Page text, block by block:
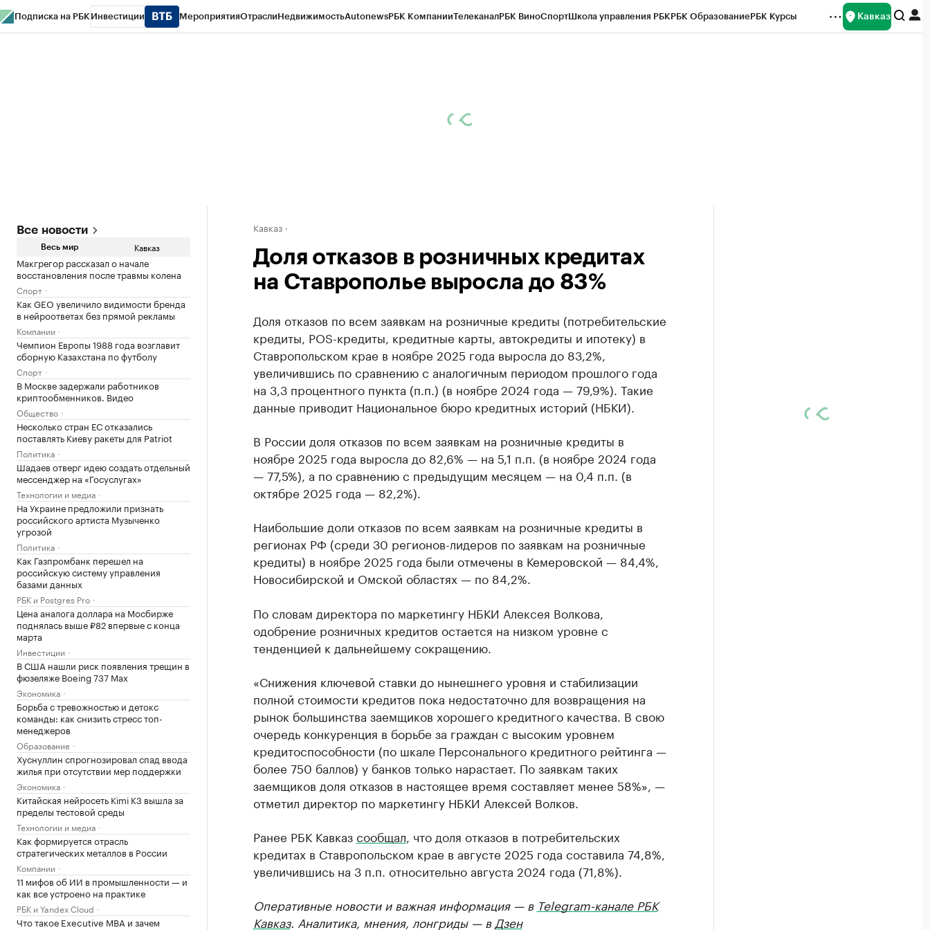
Подписка на РБК Инвестиции МероприятияОтраслиНедвижимостьAutonewsРБК КомпанииТелеканалРБК ВиноСпортШкола управления РБКРБК ОбразованиеРБК Курсы Кавказ
Все новости
Весь мир Кавказ
Макгрегор рассказал о начале
восстановления после травмы колена
Спорт
Как GEO увеличило видимости бренда
в нейроответах без прямой рекламы
Компании
Чемпион Европы 1988 года возглавит
сборную Казахстана по футболу
Спорт
В Москве задержали работников
криптообменников. Видео
Общество
Несколько стран ЕС отказались
поставлять Киеву ракеты для Patriot
Политика
Шадаев отверг идею создать отдельный
мессенджер на «Госуслугах»
Технологии и медиа
На Украине предложили признать
российского артиста Музыченко
угрозой
Политика
Как Газпромбанк перешел на
российскую систему управления
базами данных
РБК и Postgres Pro
Цена аналога доллара на Мосбирже
поднялась выше ₽82 впервые с конца
марта
Инвестиции
В США нашли риск появления трещин в
фюзеляже Boeing 737 Max
Экономика
Борьба с тревожностью и детокс
команды: как снизить стресс топ-
менеджеров
Образование
Хуснуллин спрогнозировал спад ввода
жилья при отсутствии мер поддержки
Экономика
Китайская нейросеть Kimi K3 вышла за
пределы тестовой среды
Технологии и медиа
Как формируется отрасль
стратегических металлов в России
Компании
11 мифов об ИИ в промышленности — и
как все устроено на практике
РБК и Yandex Cloud
Что такое Executive MBA и зачем
Кавказ
Доля отказов в розничных кредитах
на Ставрополье выросла до 83%
Доля отказов по всем заявкам на розничные кредиты (потребительские
кредиты, POS-кредиты, кредитные карты, автокредиты и ипотеку) в
Ставропольском крае в ноябре 2025 года выросла до 83,2%,
увеличившись по сравнению с аналогичным периодом прошлого года
на 3,3 процентного пункта (п.п.) (в ноябре 2024 года — 79,9%). Такие
данные приводит Национальное бюро кредитных историй (НБКИ).
В России доля отказов по всем заявкам на розничные кредиты в
ноябре 2025 года выросла до 82,6% — на 5,1 п.п. (в ноябре 2024 года
— 77,5%), а по сравнению с предыдущим месяцем — на 0,4 п.п. (в
октябре 2025 года — 82,2%).
Наибольшие доли отказов по всем заявкам на розничные кредиты в
регионах РФ (среди 30 регионов-лидеров по заявкам на розничные
кредиты) в ноябре 2025 года были отмечены в Кемеровской — 84,4%,
Новосибирской и Омской областях — по 84,2%.
По словам директора по маркетингу НБКИ Алексея Волкова,
одобрение розничных кредитов остается на низком уровне с
тенденцией к дальнейшему сокращению.
«Снижения ключевой ставки до нынешнего уровня и стабилизации
полной стоимости кредитов пока недостаточно для возвращения на
рынок большинства заемщиков хорошего кредитного качества. В свою
очередь конкуренция в борьбе за граждан с высоким уровнем
кредитоспособности (по шкале Персонального кредитного рейтинга —
более 750 баллов) у банков только нарастает. По заявкам таких
заемщиков доля отказов в настоящее время составляет менее 58%», —
отметил директор по маркетингу НБКИ Алексей Волков.
Ранее РБК Кавказсообщал , что доля отказов в потребительских
кредитах в Ставропольском крае в августе 2025 года составила 74,8%,
увеличившись на 3 п.п. относительно августа 2024 года (71,8%).
Оперативные новости и важная информация — в Telegram-канале РБК
Кавказ. Аналитика, мнения, лонгриды — в Дзен